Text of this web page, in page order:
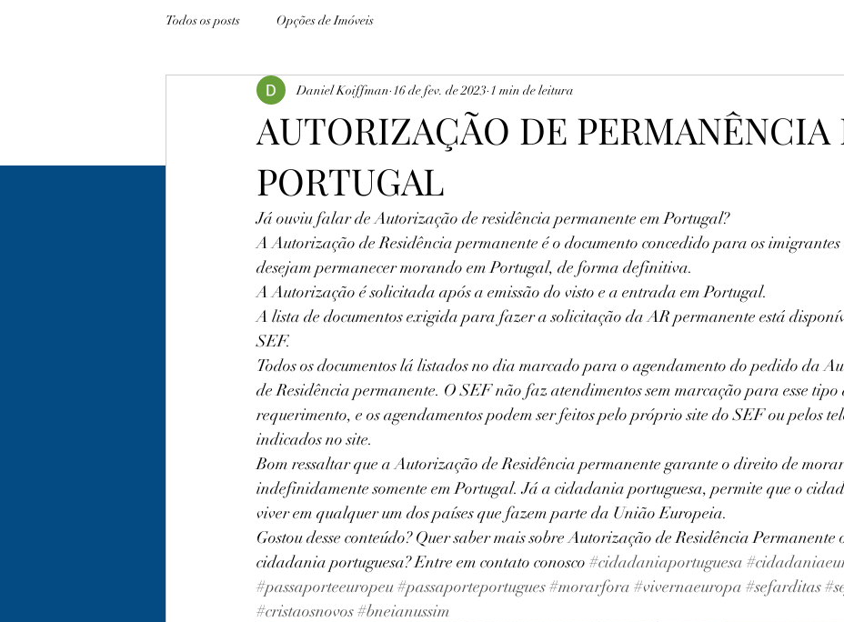
Todos os posts Opções de Imóveis
AUTORIZAÇÃO DE PERMANÊNCIA
PORTUGAL
Daniel Koiffman 16 de fev. de 2023 1 min de leitura
Já ouviu falar de Autorização de residência permanente em Portugal?
A Autorização de Residência permanente é o documento concedido para os imigrantes
desejam permanecer morando em Portugal, de forma definitiva.
A Autorização é solicitada após a emissão do visto e a entrada em Portugal.
A lista de documentos exigida para fazer a solicitação da AR permanente está
SEF.
Todos os documentos lá listados no dia marcado para o agendamento do pedido da
de Residência permanente. O SEF não faz atendimentos sem marcação para esse tipo
requerimento, e os agendamentos podem ser feitos pelo próprio site do SEF ou pelos
indicados no site.
Bom ressaltar que a Autorização de Residência permanente garante o direito de
indefinidamente somente em Portugal. Já a cidadania portuguesa, permite que o
viver em qualquer um dos países que fazem parte da União Europeia.
Gostou desse conteúdo? Quer saber mais sobre Autorização de Residência Permanente
cidadania portuguesa? Entre em contato conosco #cidadaniaportuguesa
#passaporteeuropeu#passaporteportugues#morarfora #vivernaeuropa #sefarditas
#cristaosnovos#bneianussim